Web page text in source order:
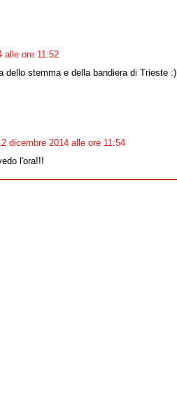
alle ore 11:52
dello stemma e della bandiera di Trieste :)
dicembre 2014 alle ore 11:54
l'ora!!!